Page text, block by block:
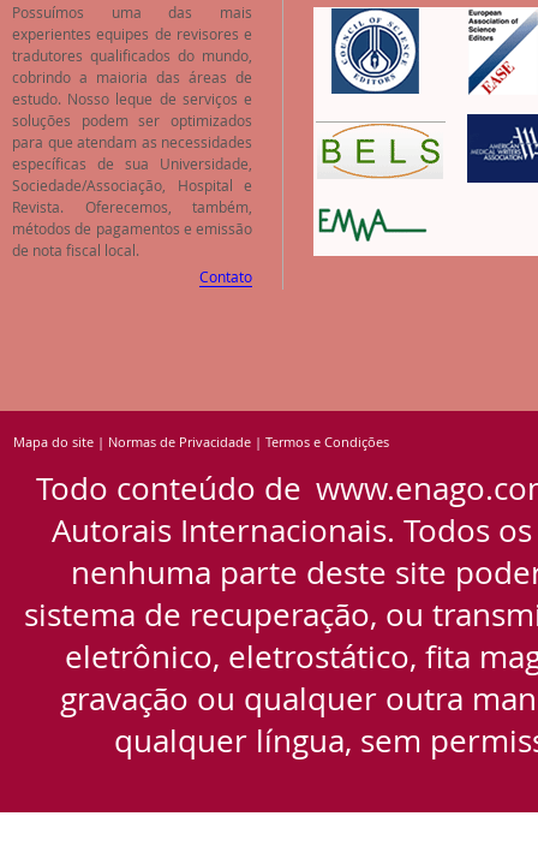
Possuímos uma das mais
experientes equipes de revisores e
tradutores qualificados do mundo,
cobrindo a maioria das áreas de
estudo. Nosso leque de serviços e
soluções podem ser optimizados
para que atendam as necessidades
específicas de sua Universidade,
Sociedade/Associação, Hospital e
Revista. Oferecemos, também,
métodos de pagamentos e emissão
de nota fiscal local.
Contato
Mapa do site | Normas de Privacidade | Termos e Condições
Todo conteúdo de
Autorais Internacionais. Todos
nenhuma parte deste site
sistema de recuperação, ou
eletrônico, eletrostático, fita
gravação ou qualquer outra
qualquer língua, sem